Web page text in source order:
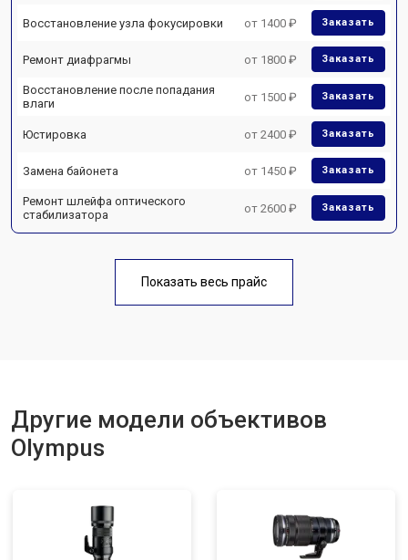
Восстановление узла фокусировки от 1400 ₽ Заказать
Ремонт диафрагмы от 1800 ₽ Заказать
Восстановление после попадания
влаги
от 1500 ₽ Заказать
Юстировка от 2400 ₽ Заказать
Замена байонета от 1450 ₽ Заказать
Ремонт шлейфа оптического
стабилизатора
от 2600 ₽ Заказать
Показать весь прайс
Другие модели объективов
Olympus